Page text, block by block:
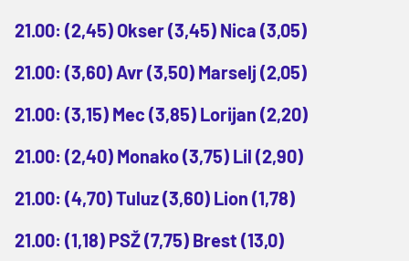
21.00: (2,45) Okser (3,45) Nica (3,05)
21.00: (3,60) Avr (3,50) Marselj (2,05)
21.00: (3,15) Mec (3,85) Lorijan (2,20)
21.00: (2,40) Monako (3,75) Lil (2,90)
21.00: (4,70) Tuluz (3,60) Lion (1,78)
21.00: (1,18) PSŽ (7,75) Brest (13,0)